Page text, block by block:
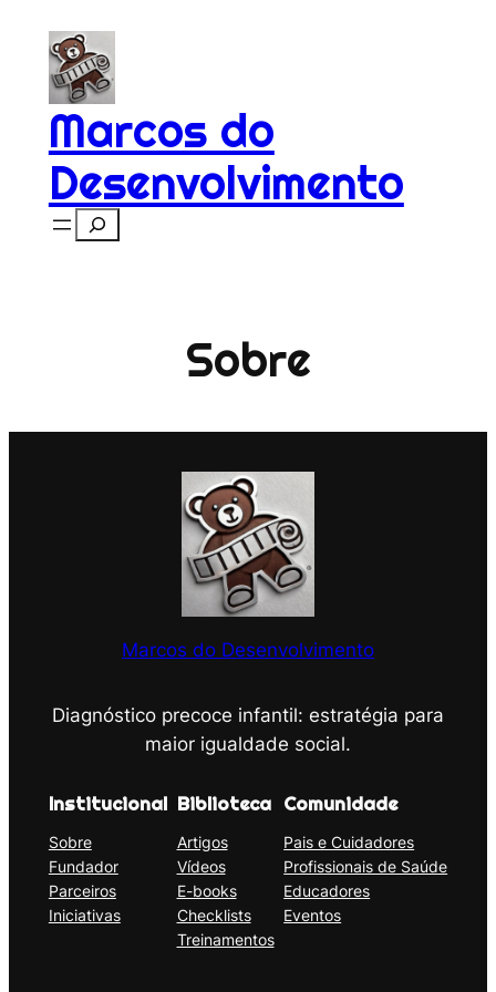
conteúdo
Marcos do
Desenvolvimento
Search
Sobre
Marcos do Desenvolvimento
Diagnóstico precoce infantil: estratégia para
maior igualdade social.
Institucional
Sobre
Fundador
Parceiros
Iniciativas
Biblioteca
Artigos
Vídeos
E-books
Checklists
Treinamentos
Comunidade
Pais e Cuidadores
Profissionais de Saúde
Educadores
Eventos